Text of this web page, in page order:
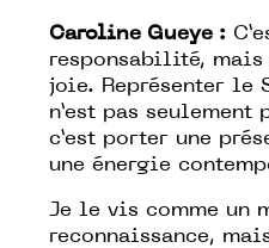
Caroline Gueye :
responsabilité, mais
joie. Représenter le
n’est pas seulement
c’est porter une
une énergie
Je le vis comme un
reconnaissance,